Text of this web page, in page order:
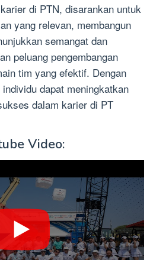
di PTN, disarankan untuk
yang relevan, membangun
semangat dan
peluang pengembangan
tim yang efektif. Dengan
dapat meningkatkan
dalam karier di PT
Video: